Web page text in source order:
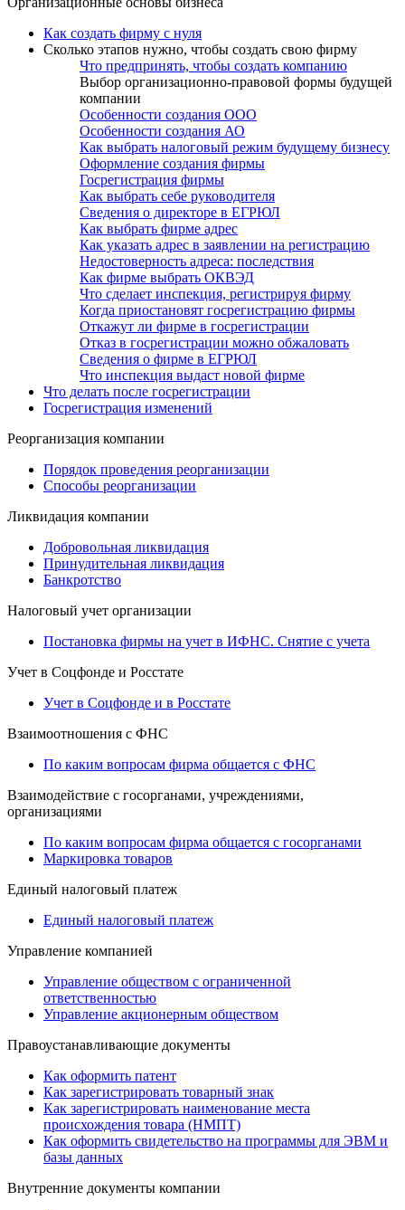
Как создать фирму с нуля
Сколько этапов нужно, чтобы создать свою фирму
Что предпринять, чтобы создать компанию
Выбор организационно-правовой формы будущей
компании
Особенности создания ООО
Особенности создания АО
Как выбрать налоговый режим будущему бизнесу
Оформление создания фирмы
Госрегистрация фирмы
Как выбрать себе руководителя
Сведения о директоре в ЕГРЮЛ
Как выбрать фирме адрес
Как указать адрес в заявлении на регистрацию
Недостоверность адреса: последствия
Как фирме выбрать ОКВЭД
Что сделает инспекция, регистрируя фирму
Когда приостановят госрегистрацию фирмы
Откажут ли фирме в госрегистрации
Отказ в госрегистрации можно обжаловать
Сведения о фирме в ЕГРЮЛ
Что инспекция выдаст новой фирме
Что делать после госрегистрации
Госрегистрация изменений
Реорганизация компании
Порядок проведения реорганизации
Способы реорганизации
Ликвидация компании
Добровольная ликвидация
Принудительная ликвидация
Банкротство
Налоговый учет организации
Постановка фирмы на учет в ИФНС. Снятие с учета
Учет в Соцфонде и Росстате
Учет в Соцфонде и в Росстате
Взаимоотношения с ФНС
По каким вопросам фирма общается с ФНС
Взаимодействие с госорганами, учреждениями,
организациями
По каким вопросам фирма общается с госорганами
Маркировка товаров
Единый налоговый платеж
Единый налоговый платеж
Управление компанией
Управление обществом с ограниченной
ответственностью
Управление акционерным обществом
Правоустанавливающие документы
Как оформить патент
Как зарегистрировать товарный знак
Как зарегистрировать наименование места
происхождения товара (НМПТ)
Как оформить свидетельство на программы для ЭВМ и
базы данных
Внутренние документы компании